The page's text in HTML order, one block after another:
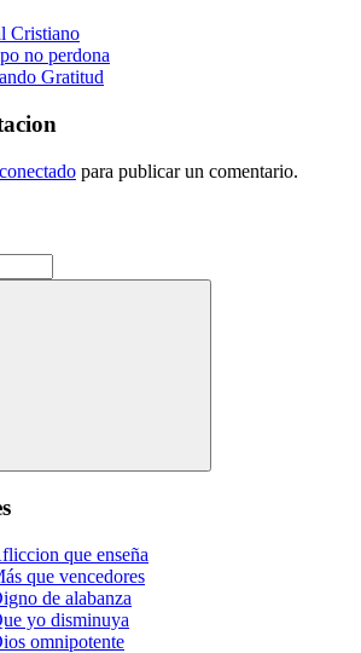
Cristiano
no perdona
Gratitud
conectado para publicar un comentario.
Buscar
que enseña
que vencedores
de alabanza
yo disminuya
omnipotente